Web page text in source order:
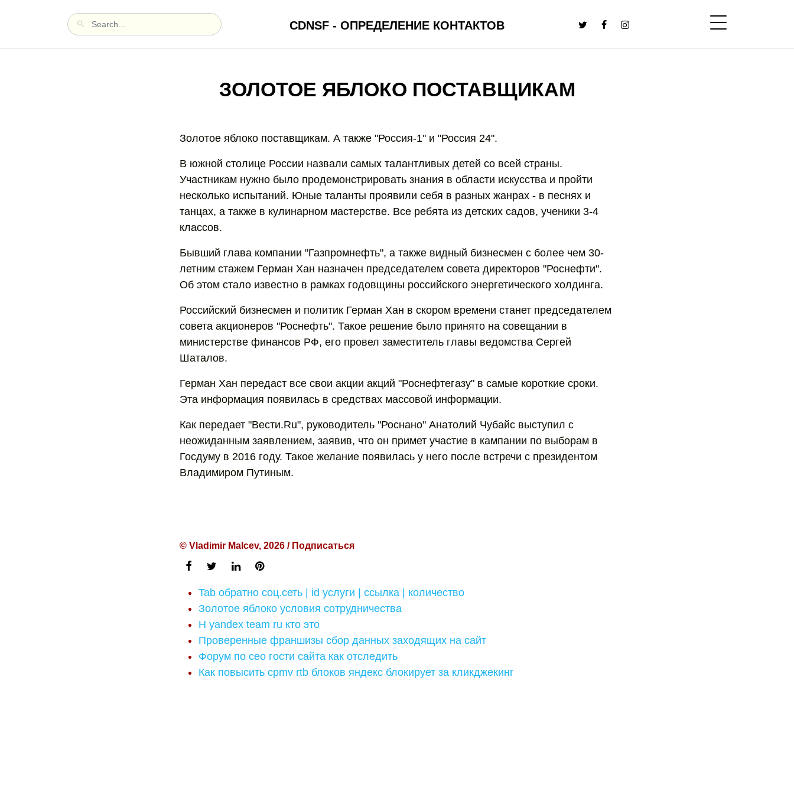
CDNSF - ОПРЕДЕЛЕНИЕ КОНТАКТОВ
ЗОЛОТОЕ ЯБЛОКО ПОСТАВЩИКАМ
Золотое яблоко поставщикам. А также "Россия-1" и "Россия 24".
В южной столице России назвали самых талантливых детей со всей страны.
Участникам нужно было продемонстрировать знания в области искусства и пройти
несколько испытаний. Юные таланты проявили себя в разных жанрах - в песнях и
танцах, а также в кулинарном мастерстве. Все ребята из детских садов, ученики 3-4
классов.
Бывший глава компании "Газпромнефть", а также видный бизнесмен с более чем 30-
летним стажем Герман Хан назначен председателем совета директоров "Роснефти".
Об этом стало известно в рамках годовщины российского энергетического холдинга.
Российский бизнесмен и политик Герман Хан в скором времени станет председателем
совета акционеров "Роснефть". Такое решение было принято на совещании в
министерстве финансов РФ, его провел заместитель главы ведомства Сергей
Шаталов.
Герман Хан передаст все свои акции акций "Роснефтегазу" в самые короткие сроки.
Эта информация появилась в средствах массовой информации.
Как передает "Вести.Ru", руководитель "Роснано" Анатолий Чубайс выступил с
неожиданным заявлением, заявив, что он примет участие в кампании по выборам в
Госдуму в 2016 году. Такое желание появилась у него после встречи с президентом
Владимиром Путиным.
© Vladimir Malcev, 2026 / Подписаться
Tab обратно cоц.сеть | id услуги | ссылка | количество
Золотое яблоко условия сотрудничества
H yandex team ru кто это
Проверенные франшизы сбор данных заходящих на сайт
Форум по сео гости сайта как отследить
Как повысить cpmv rtb блоков яндекс блокирует за кликджекинг